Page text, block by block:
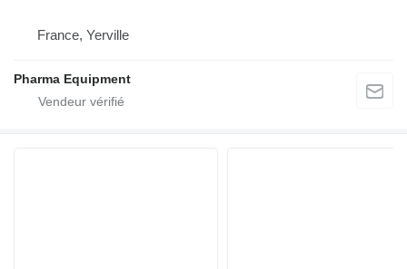
France, Yerville
Pharma Equipment